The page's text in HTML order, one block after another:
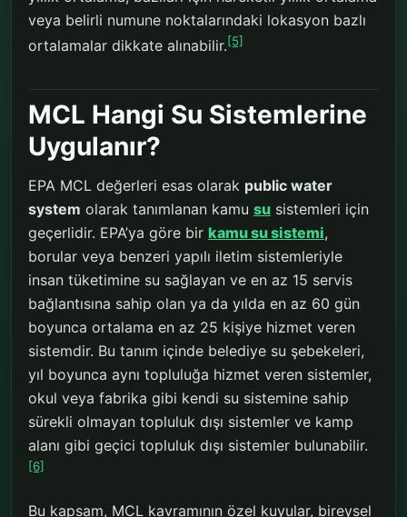
veya belirli numune noktalarındaki lokasyon bazlı
ortalamalar dikkate alınabilir.[5]
MCL Hangi Su Sistemlerine
Uygulanır?
EPA MCL değerleri esas olarak public water
system olarak tanımlanan kamu su sistemleri için
geçerlidir. EPA’ya göre bir kamu su sistemi,
borular veya benzeri yapılı iletim sistemleriyle
insan tüketimine su sağlayan ve en az 15 servis
bağlantısına sahip olan ya da yılda en az 60 gün
boyunca ortalama en az 25 kişiye hizmet veren
sistemdir. Bu tanım içinde belediye su şebekeleri,
yıl boyunca aynı topluluğa hizmet veren sistemler,
okul veya fabrika gibi kendi su sistemine sahip
sürekli olmayan topluluk dışı sistemler ve kamp
alanı gibi geçici topluluk dışı sistemler bulunabilir.
[6]
Bu kapsam, MCL kavramının özel kuyular, bireysel